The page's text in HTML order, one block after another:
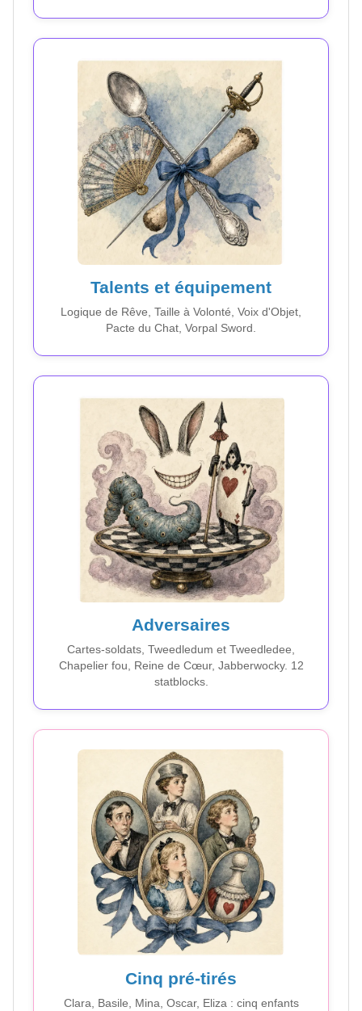
Talents et équipement
Logique de Rêve, Taille à Volonté, Voix d'Objet,
Pacte du Chat, Vorpal Sword.
Adversaires
Cartes-soldats, Tweedledum et Tweedledee,
Chapelier fou, Reine de Cœur, Jabberwocky. 12
statblocks.
Cinq pré-tirés
Clara, Basile, Mina, Oscar, Eliza : cinq enfants